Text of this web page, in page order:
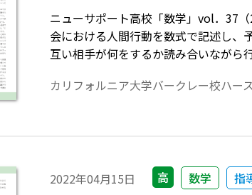
ニューサポート高校「数学」vol．37
会における人間行動を数式で記述し、
互い相手が何をするか読み合いながら
カリフォルニア大学バークレー校ハ
2022年04月15日 高 数学 指